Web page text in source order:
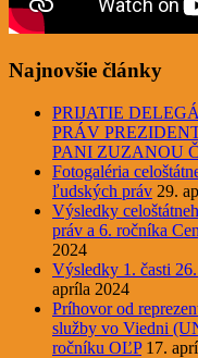
Najnovšie články
PRIJATIE
PRÁV
PANI ZUZANOU
Fotogaléria
ľudských práv 29.
Výsledky
práv a 6. ročníka
2024
Výsledky 1. časti
apríla 2024
Príhovor od
služby vo Viedni
ročníku OĽP 17.